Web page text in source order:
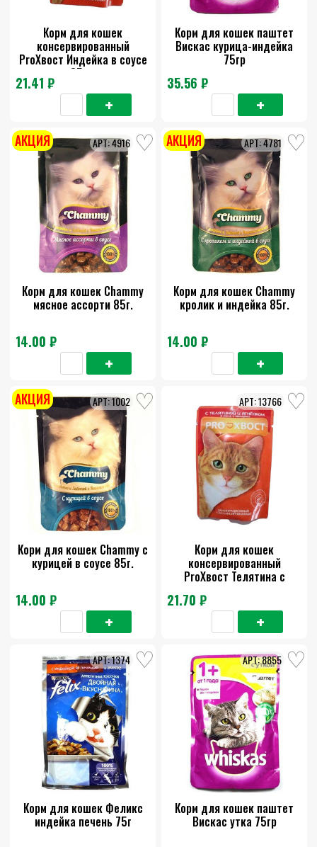
Корм для кошек
консервированный
ProХвост Индейка в соусе
85 гр
21.41 ₽
Корм для кошек паштет
Вискас курица-индейка
75гр
35.56 ₽
Корм для кошек Chammy
мясное ассорти 85г.
14.00 ₽
4916
АКЦИЯ
Корм для кошек Chammy
кролик и индейка 85г.
14.00 ₽
4781
АКЦИЯ
Корм для кошек Chammy с
курицей в соусе 85г.
14.00 ₽
1002
АКЦИЯ
Корм для кошек
консервированный
ProХвост Телятина с
овощами 85 гр
21.70 ₽
13766
Корм для кошек Феликс
индейка печень 75г
1374
Корм для кошек паштет
Вискас утка 75гр
8855